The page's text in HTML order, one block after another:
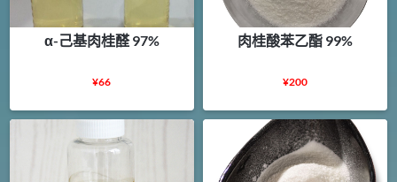
α-己基肉桂醛 97%
¥66
肉桂酸苯乙酯 99%
¥200